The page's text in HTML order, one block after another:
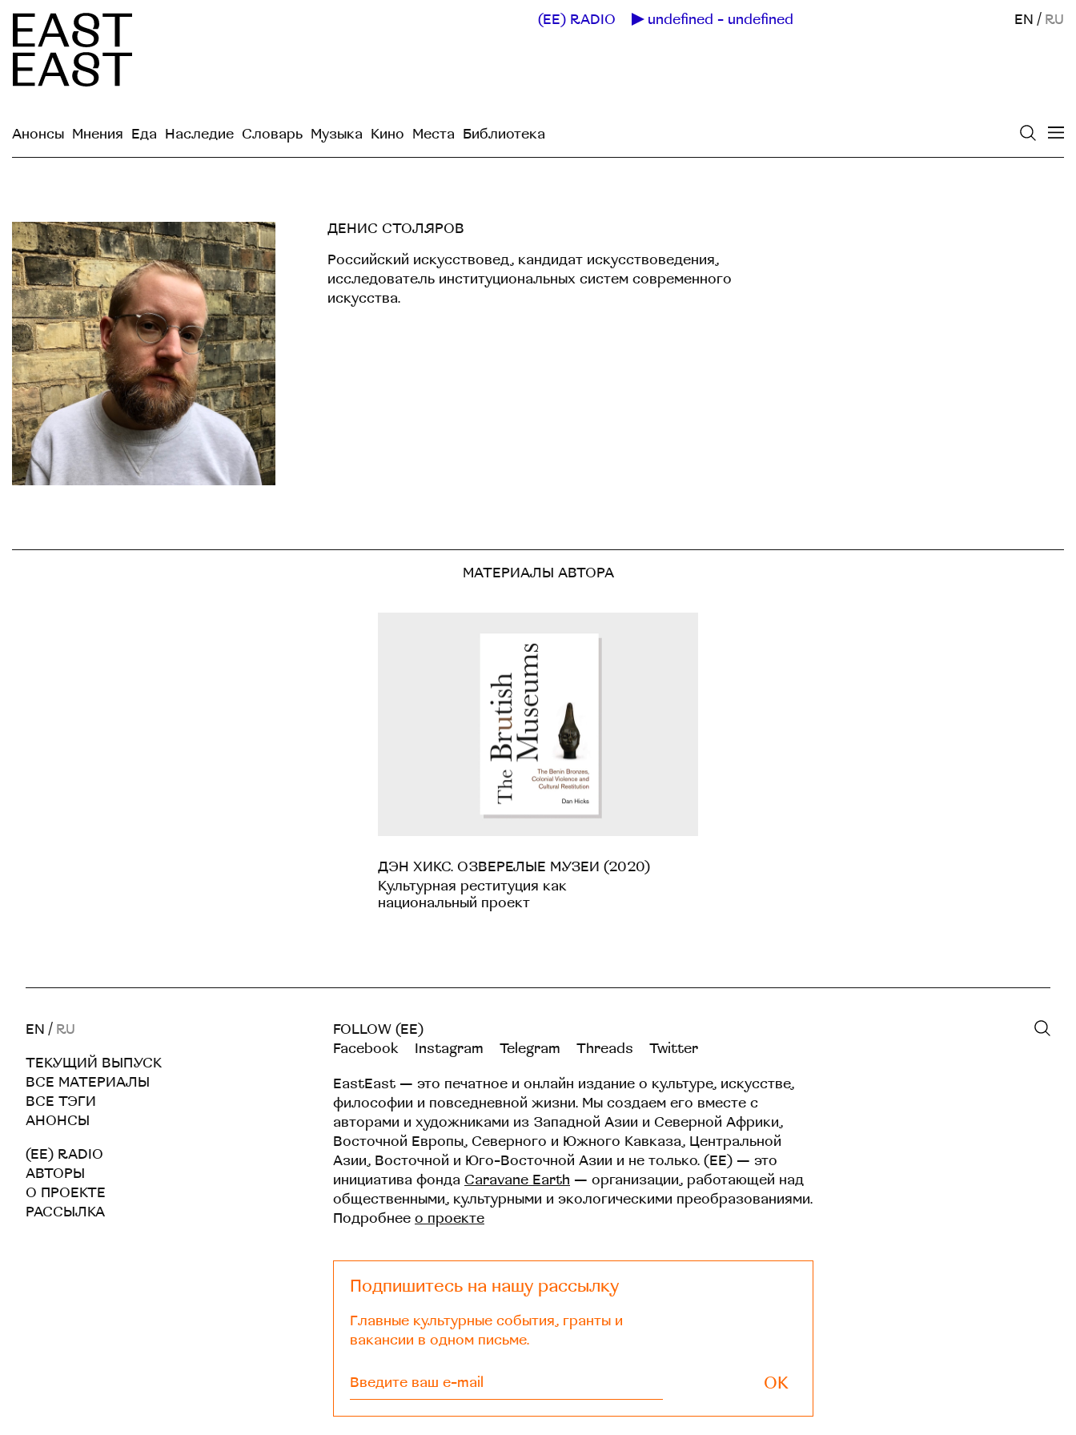
(EE) RADIO undefined - undefined EN / RU
Анонсы Мнения Еда Наследие Словарь Музыка Кино Места Библиотека
ДЕНИС СТОЛЯРОВ
Российский искусствовед, кандидат искусствоведения,
исследователь институциональных систем современного
искусства.
МАТЕРИАЛЫ АВТОРА
ДЭН ХИКС. ОЗВЕРЕЛЫЕ МУЗЕИ (2020)
Культурная реституция как
национальный проект
EN / RU
ТЕКУЩИЙ ВЫПУСК
ВСЕ МАТЕРИАЛЫ
ВСЕ ТЭГИ
АНОНСЫ
(EE) RADIO
АВТОРЫ
О ПРОЕКТЕ
РАССЫЛКА
FOLLOW (EE)
Facebook
Instagram Telegram Threads Twitter
EastEast — это печатное и онлайн издание о культуре, искусстве,
философии и повседневной жизни. Мы создаем его вместе с
авторами и художниками из Западной Азии и Северной Африки,
Восточной Европы, Северного и Южного Кавказа, Центральной
Азии, Восточной и Юго-Восточной Азии и не только. (EE) — это
инициатива фонда Caravane Earth — организации, работающей над
общественными, культурными и экологическими преобразованиями.
Подробнее о проекте
Подпишитесь на нашу рассылку
Главные культурные события, гранты и
вакансии в одном письме.
OK